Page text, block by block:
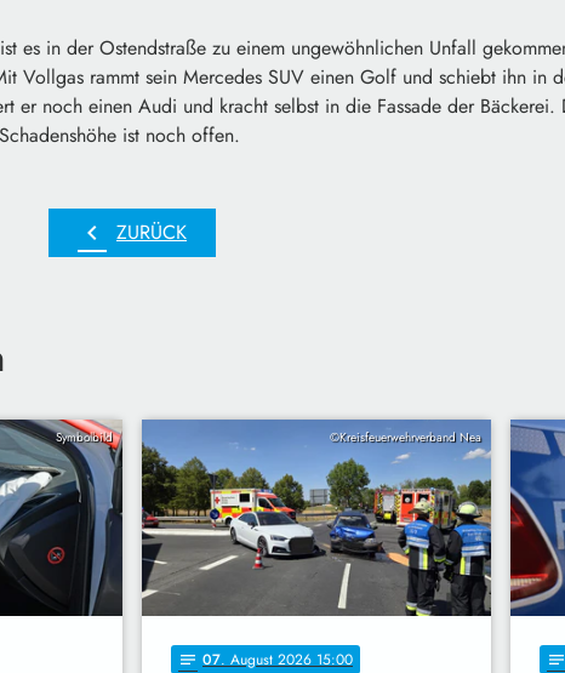
es in der Ostendstraße zu einem ungewöhnlichen Unfall
Vollgas rammt sein Mercedes SUV einen Golf und schiebt ihn in
er noch einen Audi und kracht selbst in die Fassade der
ist noch offen.
chevron_left ZURÜCK
Symbolbild ©Kreisfeuerwehrverband Nea
notes 07. August 2026 15:00 notes